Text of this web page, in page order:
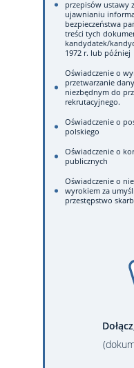
przepisów ustawy
ujawnianiu
bezpieczeństwa
treści tych
kandydatek/
1972 r. lub później
Oświadczenie o
przetwarzanie
niezbędnym do
rekrutacyjnego.
Oświadczenie o
polskiego
Oświadczenie o
publicznych
Oświadczenie o
wyrokiem za
przestępstwo